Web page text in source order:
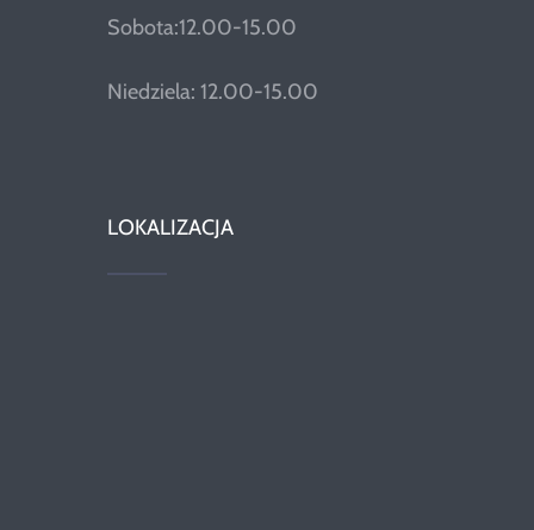
Sobota:12.00-15.00
Niedziela: 12.00-15.00
LOKALIZACJA